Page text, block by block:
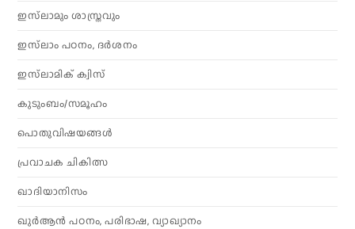
ഇസ്‌ലാമും ശാസ്ത്രവും
ഇസ്‌ലാം പഠനം, ദർശനം
ഇസ്‌ലാമിക് ക്വിസ്
കുടുംബം/സമൂഹം
പൊതുവിഷയങ്ങൾ
പ്രവാചക ചികിത്സ
ഖാദിയാനിസം
ഖുർആൻ പഠനം, പരിഭാഷ, വ്യാഖ്യാനം